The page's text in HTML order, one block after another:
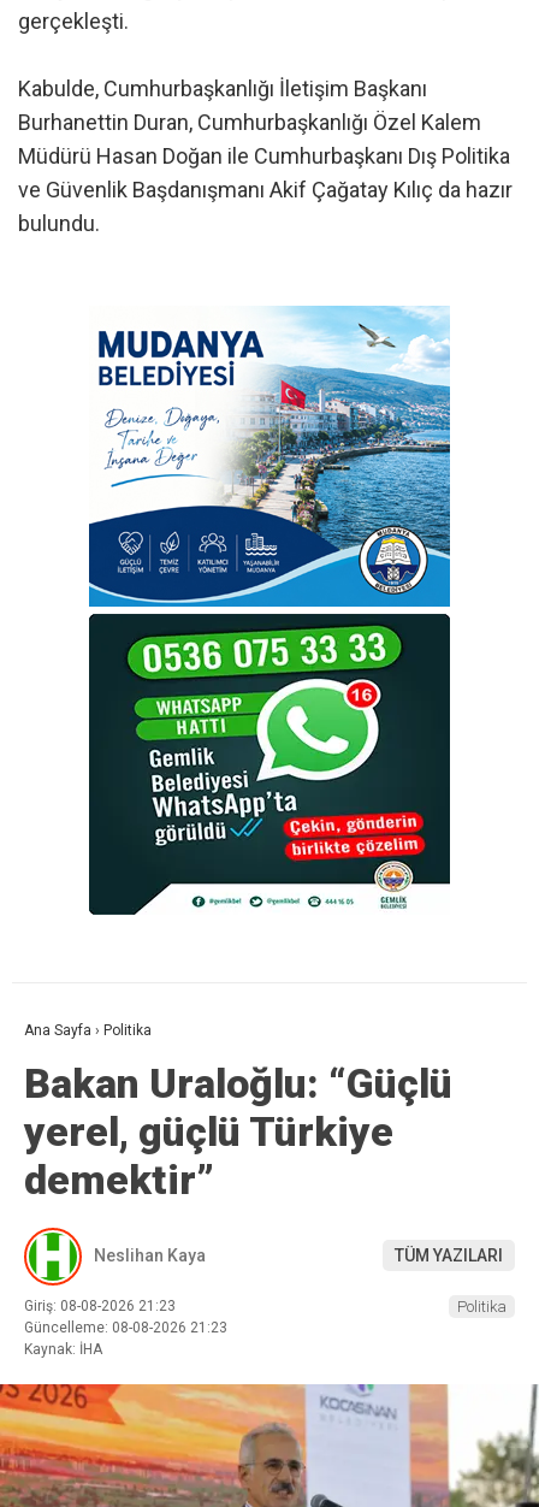
gerçekleşti.
Kabulde, Cumhurbaşkanlığı İletişim Başkanı
Burhanettin Duran, Cumhurbaşkanlığı Özel Kalem
Müdürü Hasan Doğan ile Cumhurbaşkanı Dış Politika
ve Güvenlik Başdanışmanı Akif Çağatay Kılıç da hazır
bulundu.
Ana Sayfa › Politika
Bakan Uraloğlu: “Güçlü
yerel, güçlü Türkiye
demektir”
Neslihan Kaya TÜM YAZILARI
Giriş: 08-08-2026 21:23
Güncelleme: 08-08-2026 21:23
Kaynak: İHA
Politika